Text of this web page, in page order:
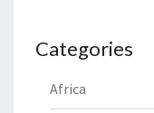
Categories
Africa